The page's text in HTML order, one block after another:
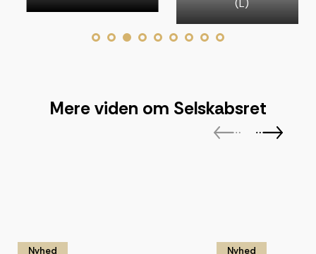
Mere viden om Selskabsret
Nyhed Nyhed